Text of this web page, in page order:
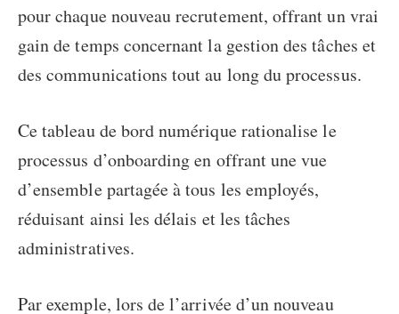
pour chaque nouveau recrutement, offrant un vrai
gain de temps concernant la gestion des tâches et
des communications tout au long du processus.
Ce tableau de bord numérique rationalise le
processus d’onboarding en offrant une vue
d’ensemble partagée à tous les employés,
réduisant ainsi les délais et les tâches
administratives.
Par exemple, lors de l’arrivée d’un nouveau